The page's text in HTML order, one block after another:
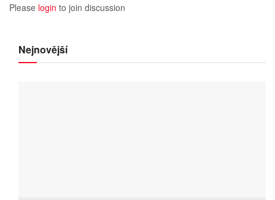
Please login to join discussion
Nejnovější